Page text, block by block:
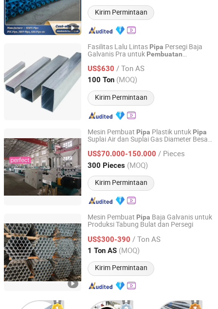
Kirim Permintaan
Fasilitas Lalu Lintas Pipa Persegi Baja
Galvanis Pra untuk Pembuatan
US$630 / Ton AS
100 Ton (MOQ)
Kirim Permintaan
Renqiu Xhf Metal Material Co., Ltd
Hebei, China Harga mulai 2023
Mesin Pembuat Pipa Plastik untuk Pipa
Suplai Air dan Suplai Gas Diameter Besar
US$70.000-150.000 / Pieces
300 Pieces (MOQ)
Kirim Permintaan
Qingdao Perfect Plastic Machinery Co., Ltd
Shandong, China Harga mulai 2025
Mesin Pembuat Pipa Baja Galvanis untuk
Produksi Tabung Bulat dan Persegi
US$300-390 / Ton AS
1 Ton AS (MOQ)
Kirim Permintaan
Weixin Steel (Guangdong) Co., Ltd
Guangdong, China Harga mulai 2026